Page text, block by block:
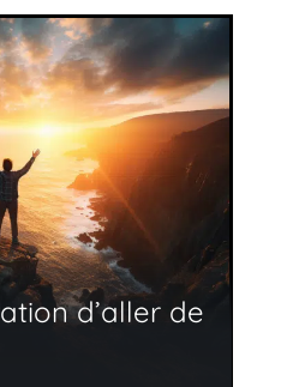
d’aller de